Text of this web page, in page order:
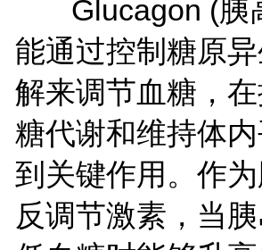
Glucagon (胰
能通过控制糖原
解来调节血糖，
糖代谢和维持体
到关键作用。作
反调节激素，当